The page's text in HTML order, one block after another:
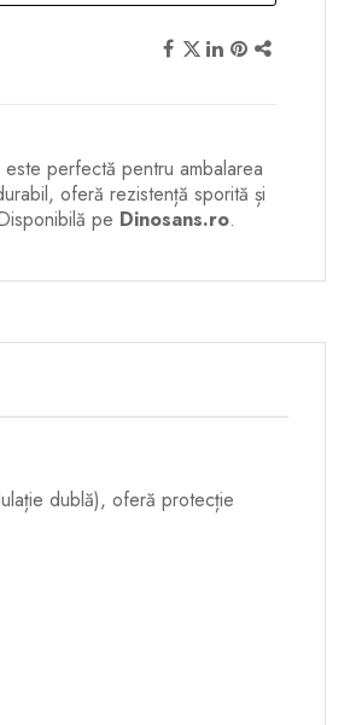
este perfectă pentru ambalarea
oferă rezistență sporită și
pe Dinosans.ro.
dublă), oferă protecție